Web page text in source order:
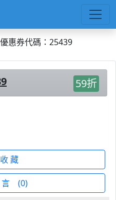
惠券代碼：25439
59折
藏
(0)